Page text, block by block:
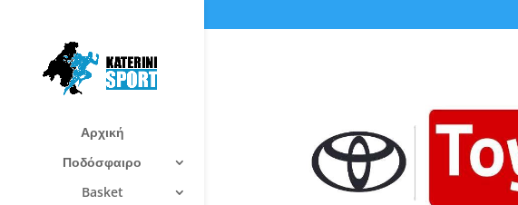
Αρχική
Ποδόσφαιρο
Basket